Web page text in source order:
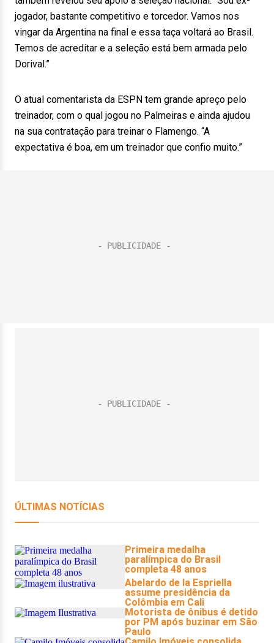
jogador, bastante competitivo e torcedor. Vamos nos
vingar da Argentina na final e essa taça voltará ao Brasil.
Temos de acreditar e a seleção está bem armada pelo
Dorival.”
O atual comentarista da ESPN tem grande apreço pelo
treinador, com o qual jogou no Palmeiras e ainda ajudou
na sua contratação para treinar o Flamengo. “A
expectativa é boa, em um treinador que confio muito.”